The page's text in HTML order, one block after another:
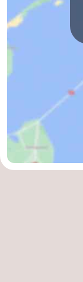
Zandvoort
Weer
Contact